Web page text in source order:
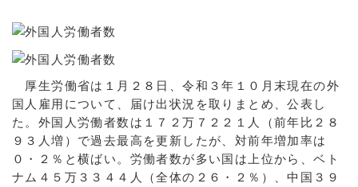
厚生労働省は１月２８日、令和３年１０月末現在の外
国人雇用について、届け出状況を取りまとめ、公表し
た。外国人労働者数は１７２万７２２１人（前年比２８
９３人増）で過去最高を更新したが、対前年増加率は
０・２％と横ばい。労働者数が多い国は上位から、ベト
ナム４５万３３４４人（全体の２６・２％）、中国３９